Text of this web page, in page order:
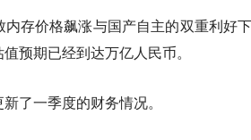
存价格飙涨与国产自主的双重利好
预期已经到达万亿人民币。
了一季度的财务情况。